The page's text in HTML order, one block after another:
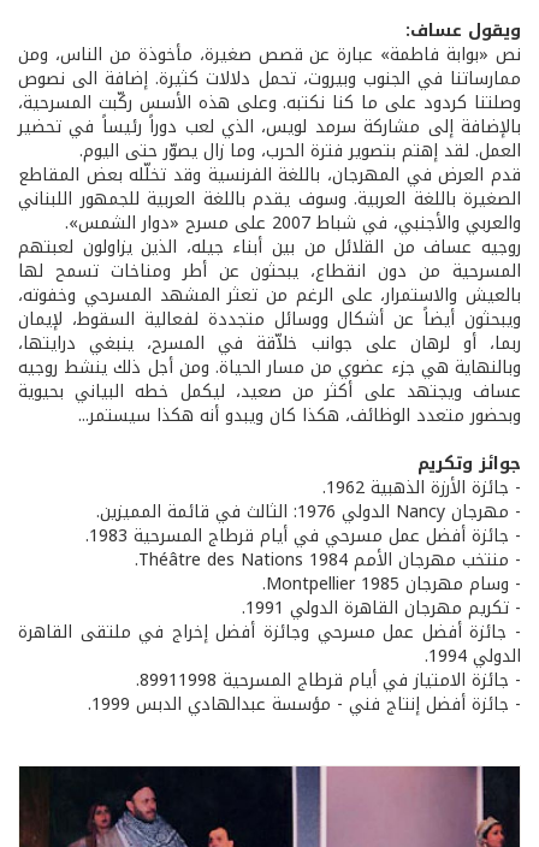
ويقول عساف:
نص «بوابة فاطمة» عبارة عن قصص صغيرة، مأخوذة من الناس، ومن
ممارساتنا في الجنوب وبيروت، تحمل دلالات كثيرة. إضافة الى نصوص
وصلتنا كردود على ما كنا نكتبه. وعلى هذه الأسس ركّبت المسرحية،
بالإضافة إلى مشاركة سرمد لويس، الذي لعب دوراً رئيساً في تحضير
العمل. لقد إهتم بتصوير فترة الحرب، وما زال يصوّر حتى اليوم.
قدم العرض في المهرجان، باللغة الفرنسية وقد تخلّله بعض المقاطع
الصغيرة باللغة العربية. وسوف يقدم باللغة العربية للجمهور اللبناني
والعربي والأجنبي، في شباط 2007 على مسرح «دوار الشمس».
روجيه عساف من القلائل من بين أبناء جيله، الذين يزاولون لعبتهم
المسرحية من دون انقطاع، يبحثون عن أطر ومناخات تسمح لها
بالعيش والاستمرار، على الرغم من تعثر المشهد المسرحي وخفوته،
ويبحثون أيضاً عن أشكال ووسائل متجددة لفعالية السقوط، لإيمان
ربما، أو لرهان على جوانب خلاّقة في المسرح، ينبغي درايتها،
وبالنهاية هي جزء عضوي من مسار الحياة. ومن أجل ذلك ينشط روجيه
عساف ويجتهد على أكثر من صعيد، ليكمل خطه البياني بحيوية
وبحضور متعدد الوظائف، هكذا كان ويبدو أنه هكذا سيستمر...
جوائز وتكريم
- جائزة الأرزة الذهبية 1962.
- مهرجان Nancy الدولي 1976: الثالث في قائمة المميزين.
- جائزة أفضل عمل مسرحي في أيام قرطاج المسرحية 1983.
- منتخب مهرجان الأمم Théâtre des Nations 1984.
- وسام مهرجان Montpellier 1985.
- تكريم مهرجان القاهرة الدولي 1991.
- جائزة أفضل عمل مسرحي وجائزة أفضل إخراج في ملتقى القاهرة
الدولي 1994.
- جائزة الامتياز في أيام قرطاج المسرحية 89911998.
- جائزة أفضل إنتاج فني - مؤسسة عبدالهادي الدبس 1999.